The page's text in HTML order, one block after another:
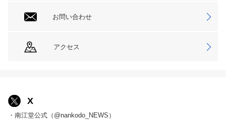
お問い合わせ
アクセス
X
・南江堂公式（@nankodo_NEWS）